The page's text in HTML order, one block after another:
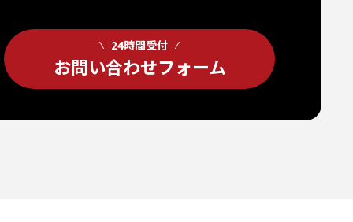
24時間受付
お問い合わせフォーム